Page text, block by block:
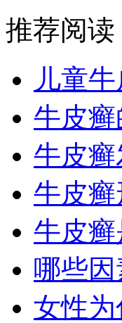
推荐阅读
儿童
牛皮
牛皮
牛皮
牛皮
哪些
女性